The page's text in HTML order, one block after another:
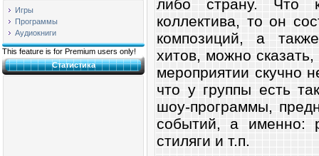
Игры
Программы
Аудиокниги
This feature is for Premium users only!
Статистика
либо страну. Что
коллектива, то он
композиций, а
хитов, можно
мероприятии скучно
что у группы есть
шоу-программы,
событий, а именно:
стиляги и т.п.